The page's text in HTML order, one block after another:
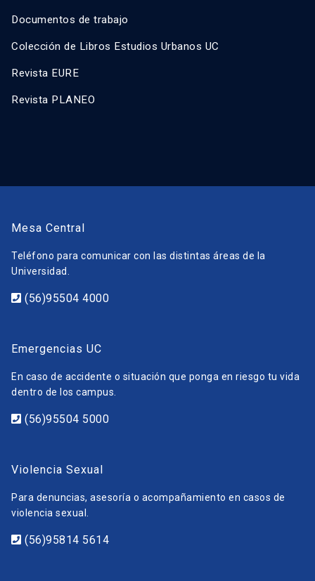
Documentos de trabajo
Colección de Libros Estudios Urbanos UC
Revista EURE
Revista PLANEO
Mesa Central
Teléfono para comunicar con las distintas áreas de la
Universidad.
(56)95504 4000
Emergencias UC
En caso de accidente o situación que ponga en riesgo tu vida
dentro de los campus.
(56)95504 5000
Violencia Sexual
Para denuncias, asesoría o acompañamiento en casos de
violencia sexual.
(56)95814 5614